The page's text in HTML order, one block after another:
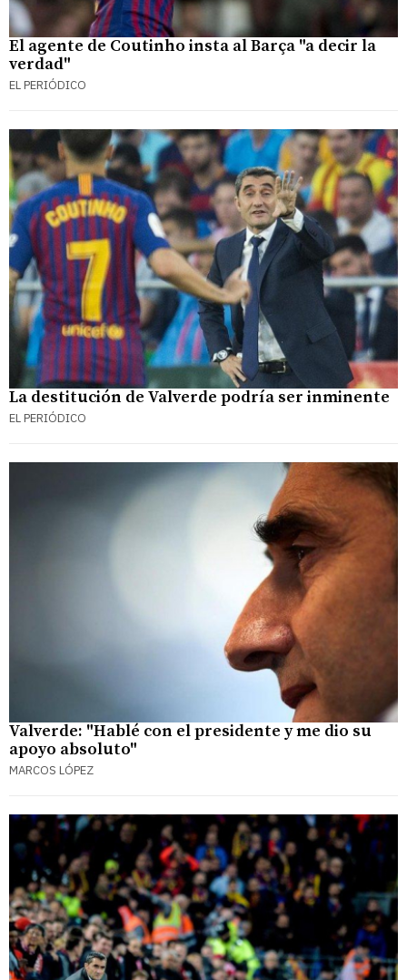
El agente de Coutinho insta al Barça "a decir la
verdad"
EL PERIÓDICO
La destitución de Valverde podría ser inminente
EL PERIÓDICO
Valverde: "Hablé con el presidente y me dio su
apoyo absoluto"
MARCOS LÓPEZ